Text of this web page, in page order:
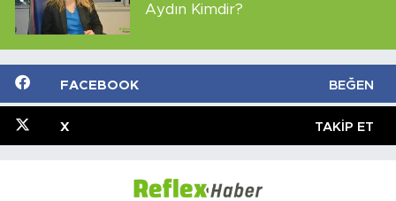
Aydın Kimdir?
FACEBOOK BEĞEN
X TAKIP ET